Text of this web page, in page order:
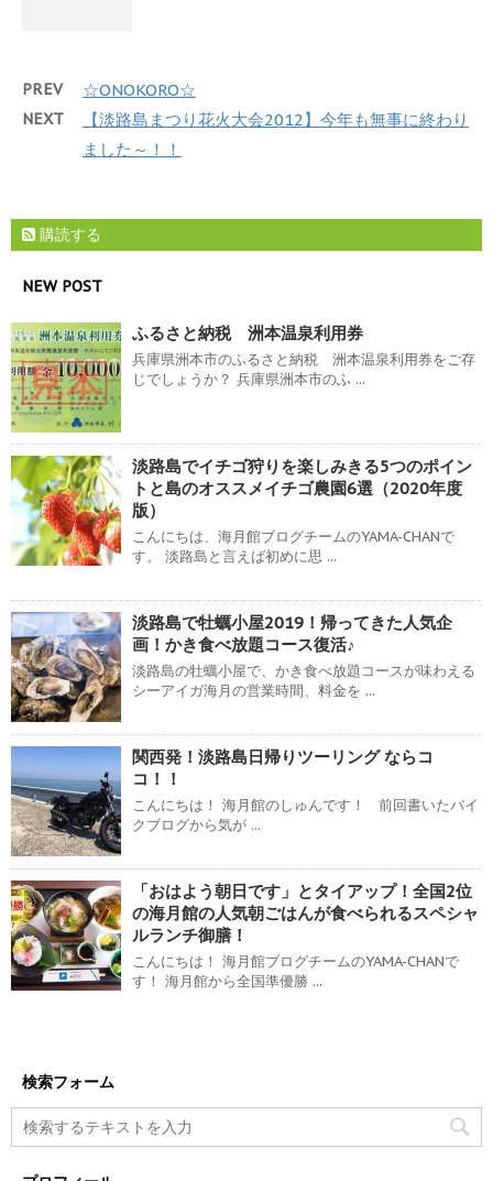
PREV ☆ONOKORO☆
NEXT
【淡路島まつり花火大会2012】今年も無事に終わり
ました～！！
購読する
NEW POST
ふるさと納税 洲本温泉利用券
兵庫県洲本市のふるさと納税 洲本温泉利用券をご存
じでしょうか？ 兵庫県洲本市のふ ...
淡路島でイチゴ狩りを楽しみきる5つのポイン
トと島のオススメイチゴ農園6選（2020年度
版）
こんにちは、海月館ブログチームのYAMA-CHANで
す。 淡路島と言えば初めに思 ...
淡路島で牡蠣小屋2019！帰ってきた人気企
画！かき食べ放題コース復活♪
淡路島の牡蠣小屋で、かき食べ放題コースが味わえる
シーアイガ海月の営業時間、料金を ...
関西発！淡路島日帰りツーリング ならコ
コ！！
こんにちは！ 海月館のしゅんです！ 前回書いたバイ
クブログから気が ...
「おはよう朝日です」とタイアップ！全国2位
の海月館の人気朝ごはんが食べられるスペシャ
ルランチ御膳！
こんにちは！ 海月館ブログチームのYAMA-CHANで
す！ 海月館から全国準優勝 ...
検索フォーム